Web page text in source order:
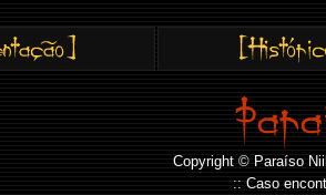
Copyright © Paraíso
:: Caso